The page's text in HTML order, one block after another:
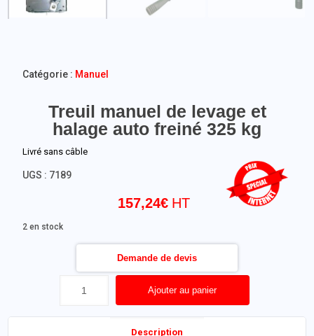
Treuil manuel de levage et
halage auto freiné 325 kg
157,24€
Livré sans câble
2 en stock
Ajouter au panier
Demande de devis
UGS : 7189
Catégorie : Manuel
Description